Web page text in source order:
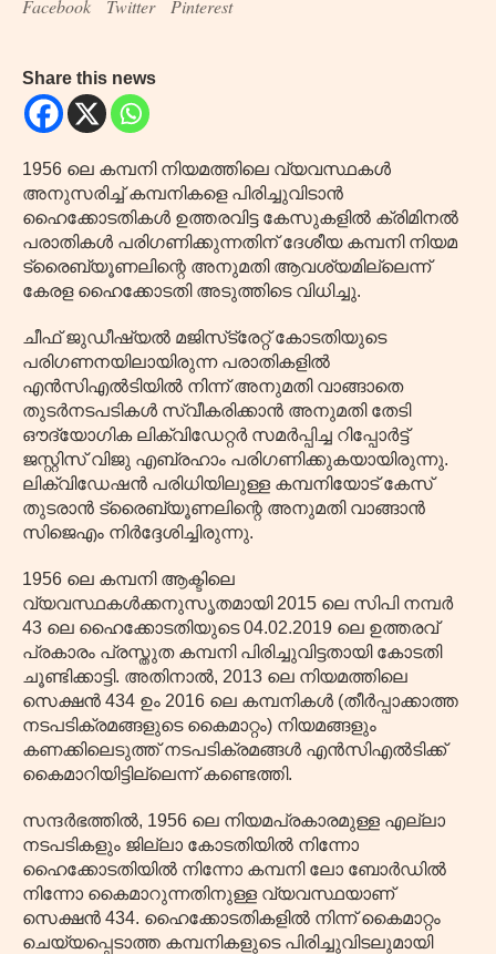
Facebook Twitter Pinterest
Share this news
1956 ലെ കമ്പനി നിയമത്തിലെ വ്യവസ്ഥകൾ
അനുസരിച്ച് കമ്പനികളെ പിരിച്ചുവിടാൻ
ഹൈക്കോടതികൾ ഉത്തരവിട്ട കേസുകളിൽ ക്രിമിനൽ
പരാതികൾ പരിഗണിക്കുന്നതിന് ദേശീയ കമ്പനി നിയമ
ട്രൈബ്യൂണലിന്റെ അനുമതി ആവശ്യമില്ലെന്ന്
കേരള ഹൈക്കോടതി അടുത്തിടെ വിധിച്ചു.
ചീഫ് ജുഡീഷ്യൽ മജിസ്‌ട്രേറ്റ് കോടതിയുടെ
പരിഗണനയിലായിരുന്ന പരാതികളിൽ
എൻസിഎൽടിയിൽ നിന്ന് അനുമതി വാങ്ങാതെ
തുടർനടപടികൾ സ്വീകരിക്കാൻ അനുമതി തേടി
ഔദ്യോഗിക ലിക്വിഡേറ്റർ സമർപ്പിച്ച റിപ്പോർട്ട്
ജസ്റ്റിസ് വിജു എബ്രഹാം പരിഗണിക്കുകയായിരുന്നു.
ലിക്വിഡേഷൻ പരിധിയിലുള്ള കമ്പനിയോട് കേസ്
തുടരാൻ ട്രൈബ്യൂണലിന്റെ അനുമതി വാങ്ങാൻ
സിജെഎം നിർദ്ദേശിച്ചിരുന്നു.
1956 ലെ കമ്പനി ആക്ടിലെ
വ്യവസ്ഥകൾക്കനുസൃതമായി 2015 ലെ സിപി നമ്പർ
43 ലെ ഹൈക്കോടതിയുടെ 04.02.2019 ലെ ഉത്തരവ്
പ്രകാരം പ്രസ്തുത കമ്പനി പിരിച്ചുവിട്ടതായി കോടതി
ചൂണ്ടിക്കാട്ടി. അതിനാൽ, 2013 ലെ നിയമത്തിലെ
സെക്ഷൻ 434 ഉം 2016 ലെ കമ്പനികൾ (തീർപ്പാക്കാത്ത
നടപടിക്രമങ്ങളുടെ കൈമാറ്റം) നിയമങ്ങളും
കണക്കിലെടുത്ത് നടപടിക്രമങ്ങൾ എൻ‌സി‌എൽ‌ടിക്ക്
കൈമാറിയിട്ടില്ലെന്ന് കണ്ടെത്തി.
സന്ദർഭത്തിൽ, 1956 ലെ നിയമപ്രകാരമുള്ള എല്ലാ
നടപടികളും ജില്ലാ കോടതിയിൽ നിന്നോ
ഹൈക്കോടതിയിൽ നിന്നോ കമ്പനി ലോ ബോർഡിൽ
നിന്നോ കൈമാറുന്നതിനുള്ള വ്യവസ്ഥയാണ്
സെക്ഷൻ 434. ഹൈക്കോടതികളിൽ നിന്ന് കൈമാറ്റം
ചെയ്യപ്പെടാത്ത കമ്പനികളുടെ പിരിച്ചുവിടലുമായി